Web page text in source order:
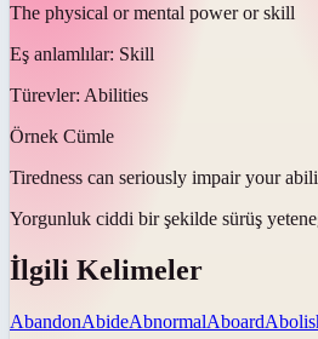
The physical or mental power or skill
Eş anlamlılar: Skill
Türevler: Abilities
Örnek Cümle
Tiredness can seriously impair your
Yorgunluk ciddi bir şekilde sürüş
İlgili Kelimeler
AbandonAbideAbnormalAboard